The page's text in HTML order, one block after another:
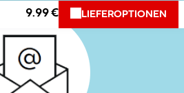
9.99 € LIEFEROPTIONEN